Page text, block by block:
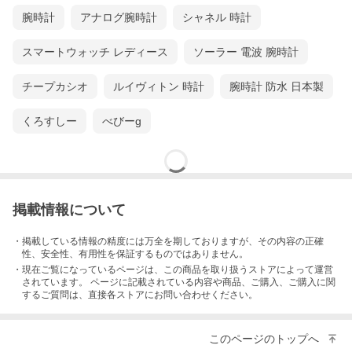
腕時計 アナログ腕時計 シャネル 時計
スマートウォッチ レディース ソーラー 電波 腕時計
チープカシオ ルイヴィトン 時計 腕時計 防水 日本製
くろすしー べびーg
掲載情報について
・掲載している情報の精度には万全を期しておりますが、その内容の正確
性、安全性、有用性を保証するものではありません。
・現在ご覧になっているページは、この商品を取り扱うストアによって運営
されています。 ページに記載されている内容や商品、ご購入 、ご購入に関
するご質問は、直接各ストアにお問い合わせください。
このページのトップへ